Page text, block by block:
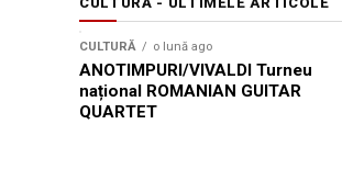
CULTURĂ o lună ago
ANOTIMPURI/VIVALDI Turneu
național ROMANIAN GUITAR
QUARTET